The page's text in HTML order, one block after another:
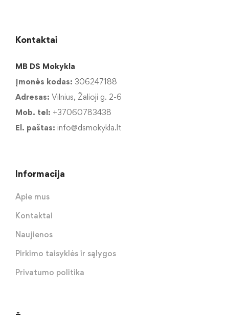
Kontaktai
MB DS Mokykla
Įmonės kodas: 306247188
Adresas: Vilnius, Žalioji g. 2-6
Mob. tel: +37060783438
El. paštas: info@dsmokykla.lt
Informacija
Apie mus
Kontaktai
Naujienos
Pirkimo taisyklės ir sąlygos
Privatumo politika